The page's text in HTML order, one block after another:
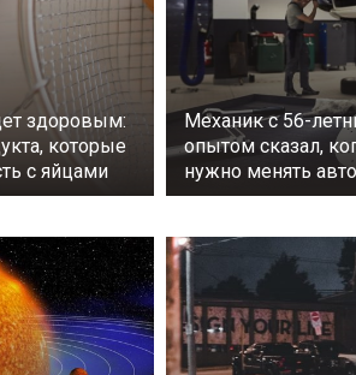
здоровым:
которые
с яйцами
Механик с 56-
опытом сказал,
нужно менять авто